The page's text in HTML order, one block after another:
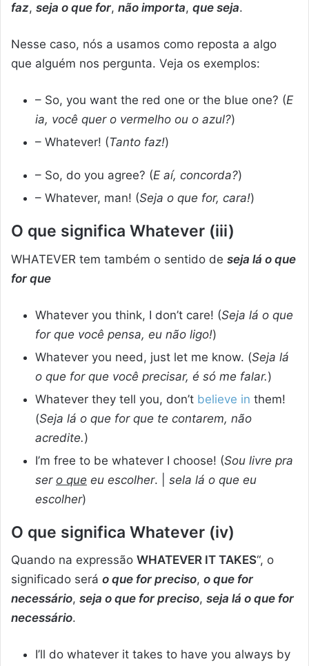
faz, seja o que for, não importa, que seja.
Nesse caso, nós a usamos como reposta a algo
que alguém nos pergunta. Veja os exemplos:
– So, you want the red one or the blue one? (E
ia, você quer o vermelho ou o azul?)
– Whatever! (Tanto faz!)
– So, do you agree? (E aí, concorda?)
– Whatever, man! (Seja o que for, cara!)
O que significa Whatever (iii)
WHATEVER tem também o sentido de seja lá o que
for que
Whatever you think, I don’t care! (Seja lá o que
for que você pensa, eu não ligo!)
Whatever you need, just let me know. (Seja lá
o que for que você precisar, é só me falar.)
Whatever they tell you, don’t believe in them!
(Seja lá o que for que te contarem, não
acredite.)
I’m free to be whatever I choose! (Sou livre pra
ser o que eu escolher. | sela lá o que eu
escolher)
O que significa Whatever (iv)
Quando na expressão WHATEVER IT TAKES“, o
significado será o que for preciso, o que for
necessário, seja o que for preciso, seja lá o que for
necessário.
I’ll do whatever it takes to have you always by